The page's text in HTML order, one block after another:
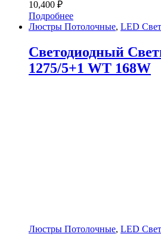
10,400 ₽
Подробнее
Люстры Потолочные, LED
Светодиодный
1275/5+1 WT 168W
Люстры Потолочные, LED